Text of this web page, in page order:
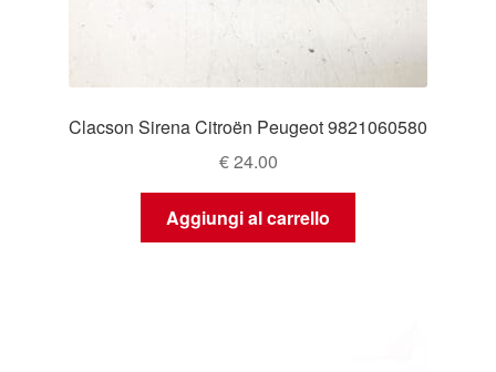
Clacson Sirena Citroën Peugeot 9821060580
€24.00
Aggiungi al carrello